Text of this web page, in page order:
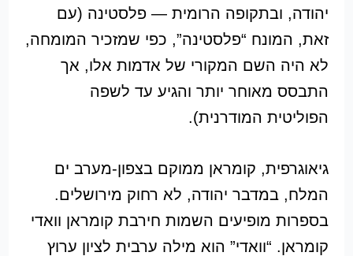
יהודה, ובתקופה הרומית — פלסטינה (עם
זאת, המונח “פלסטינה”, כפי שמזכיר המומחה,
לא היה השם המקורי של אדמות אלו, אך
התבסס מאוחר יותר והגיע עד לשפה
הפוליטית המודרנית).
גיאוגרפית, קומראן ממוקם בצפון-מערב ים
המלח, במדבר יהודה, לא רחוק מירושלים.
בספרות מופיעים השמות חירבת קומראן וואדי
קומראן. “וואדי” הוא מילה ערבית לציון ערוץ